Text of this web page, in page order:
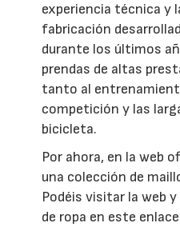
experiencia técnica y
fabricación
durante los últimos
prendas de altas
tanto al
competición y las
bicicleta.
Por ahora, en la web
una colección de
Podéis visitar la web
de ropa en este